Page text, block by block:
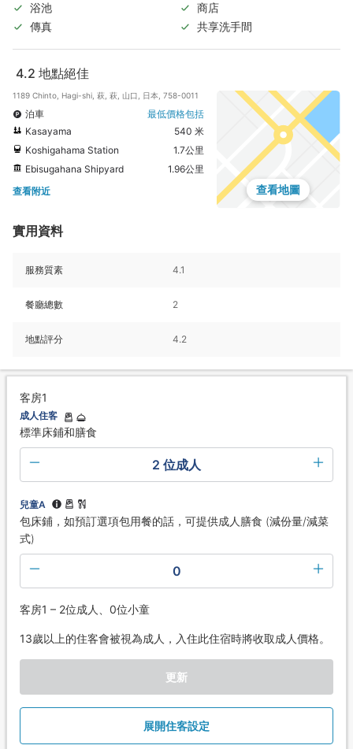
浴池
商店
傳真
共享洗手間
4.2 地點絕佳
1189 Chinto, Hagi-shi, 萩, 萩, 山口, 日本, 758-0011
泊車
最低價格包括
Kasayama
540 米
Koshigahama Station
1.7公里
Ebisugahana Shipyard
1.96公里
查看附近
查看地圖
實用資料
服務質素 4.1
餐廳總數 2
地點評分 4.2
客房1
成人住客
標準床鋪和膳食
2 位成人
兒童A
包床鋪，如預訂選項包用餐的話，可提供成人膳食 (減份量/減菜
式)
0
客房1 – 2位成人、0位小童
13歲以上的住客會被視為成人，入住此住宿時將收取成人價格。
更新
展開住客設定